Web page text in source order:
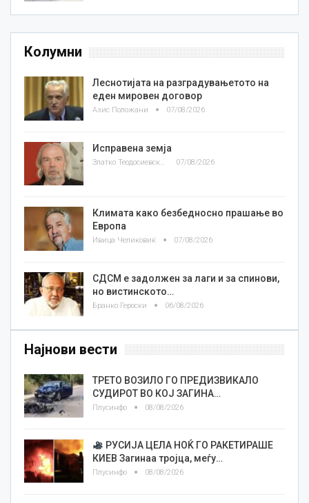
Колумни
Леснотијата на разградувањетото на
еден мировен договор
Азис Положани 07/08/2026
Исправена земја
Златко Теодосиевски 07/08/2026
Климата како безбедносно прашање во
Европа
Ивица Челиковиќ 07/08/2026
СДСМ е задолжен за лаги и за спинови,
но вистинското…
Бранко Героски 06/08/2026
Најнови вести
ТРЕТО ВОЗИЛО ГО ПРЕДИЗВИКАЛО
СУДИРОТ ВО КОЈ ЗАГИНА…
Плусинфо 08/08/2026
РУСИЈА ЦЕЛА НОЌ ГО РАКЕТИРАШЕ
КИЕВ Загинаа тројца, меѓу…
Плусинфо 08/08/2026